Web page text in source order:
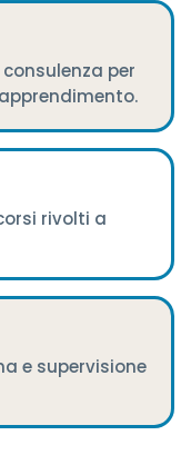
per
rivolti a
e supervisione